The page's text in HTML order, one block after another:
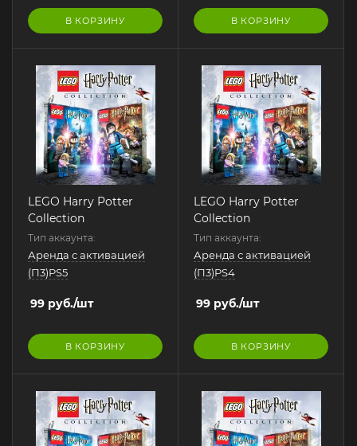
В КОРЗИНУ В КОРЗИНУ
LEGO Harry Potter
Collection
Тип аккаунта:
Аренда с активацией
(П3)PS5
99 руб./шт
В КОРЗИНУ
LEGO Harry Potter
Collection
Тип аккаунта:
Аренда с активацией
(П3)PS4
99 руб./шт
В КОРЗИНУ